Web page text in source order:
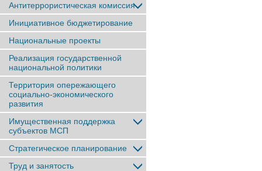
Антитеррористическая комиссия
Инициативное бюджетирование
Национальные проекты
Реализация государственной
национальной политики
Территория опережающего
социально-экономического
развития
Имущественная поддержка
субъектов МСП
Стратегическое планирование
Труд и занятость